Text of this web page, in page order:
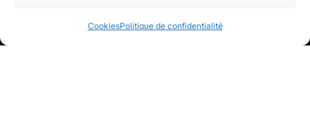
CookiesPolitique de confidentialité